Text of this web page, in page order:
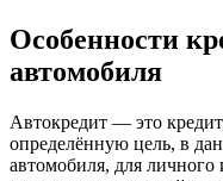
Особенности
автомобиля
Автокредит — это
определённую цель, в
автомобиля, для